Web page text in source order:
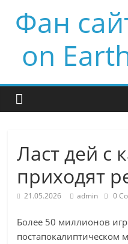
Фан
on
Ласт дей с
приходят
21.05.2026 admin 0
Более 50 миллионов
постапокалиптическом